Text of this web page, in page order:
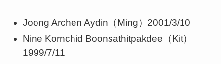
Joong Archen Aydin（Ming）2001/3/10
Nine Kornchid Boonsathitpakdee（Kit）
1999/7/11